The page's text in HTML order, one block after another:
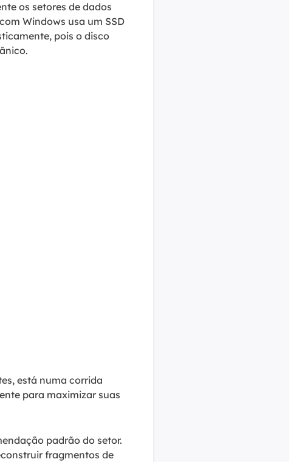
os setores de dados
Windows usa um SSD
pois o disco
está numa corrida
para maximizar suas
padrão do setor.
fragmentos de